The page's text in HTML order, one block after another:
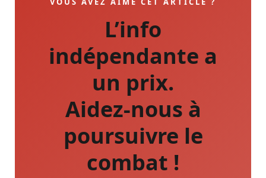
L’info
indépendante a
un prix.
Aidez-nous à
poursuivre le
combat !